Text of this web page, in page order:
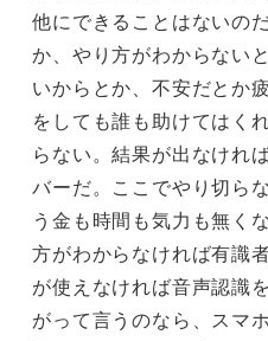
他にできることはないの
か、やり方がわからない
いからとか、不安だとか
をしても誰も助けてはく
らない。結果が出なけれ
バーだ。ここでやり切ら
う金も時間も気力も無く
方がわからなければ有識
が使えなければ音声認識
がって言うのなら、スマ